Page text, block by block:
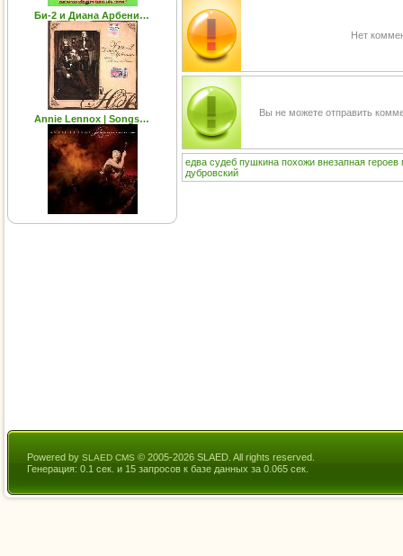
Би-2 и Диана Арбени…
Annie Lennox | Songs…
Нет
Вы не можете отправить
едва судеб пушкина похожи внезапная героев
дубровский
Powered by SLAED CMS © 2005-2026 SLAED. All rights reserved.
Генерация: 0.1 сек. и 15 запросов к базе данных за 0.065 сек.